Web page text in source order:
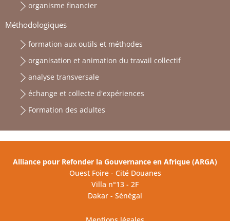
organisme financier
Méthodologiques
formation aux outils et méthodes
organisation et animation du travail collectif
analyse transversale
échange et collecte d'expériences
Formation des adultes
Alliance pour Refonder la Gouvernance en Afrique (ARGA)
Ouest Foire - Cité Douanes
Villa n°13 - 2F
Dakar - Sénégal